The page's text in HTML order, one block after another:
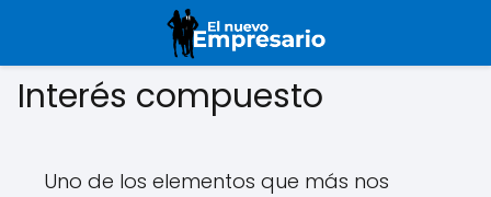
Interés compuesto
Uno de los elementos que más nos